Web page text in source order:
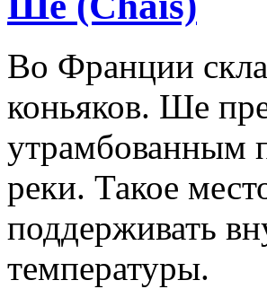
Во Франции
коньяков. Ше
утрамбованным
реки. Такое
поддерживать
температуры.